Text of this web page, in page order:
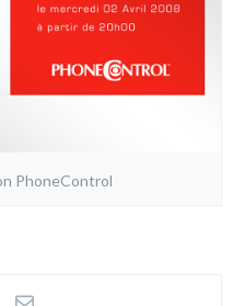
PhoneControl